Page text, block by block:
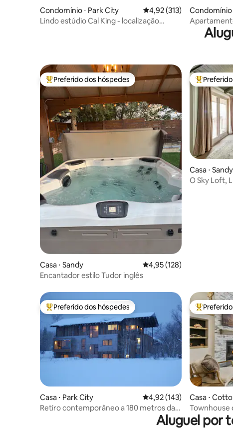
Condomínio ⋅ Park City 4,92 de uma avaliação
4,92 (313)
Lindo estúdio Cal King - localização
Condomínio
Solitude
Entre os melhores preferidos dos hóspedes
Preferido dos hóspedes
Casa ⋅ Sandy 4,95 de uma avaliação
4,95 (128)
Encantador estilo Tudor inglês
Entre os
Casa ⋅ Sandy
O Sky Loft,
Entre os melhores preferidos dos hóspedes
Preferido dos hóspedes
Casa ⋅ Park City 4,92 de uma avaliação
4,92 (143)
Retiro contemporâneo a 180 metros da
Entre os
Casa ⋅
Townhouse
Aluguel por